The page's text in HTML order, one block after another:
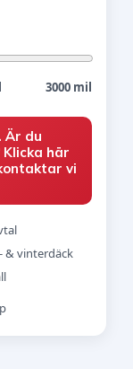
3000 mil
Är du
här
vi
& vinterdäck